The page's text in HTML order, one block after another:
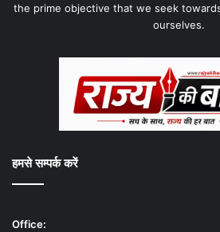
the prime objective that we seek
ourselves.
हमसे सम्पर्क करें
Office: